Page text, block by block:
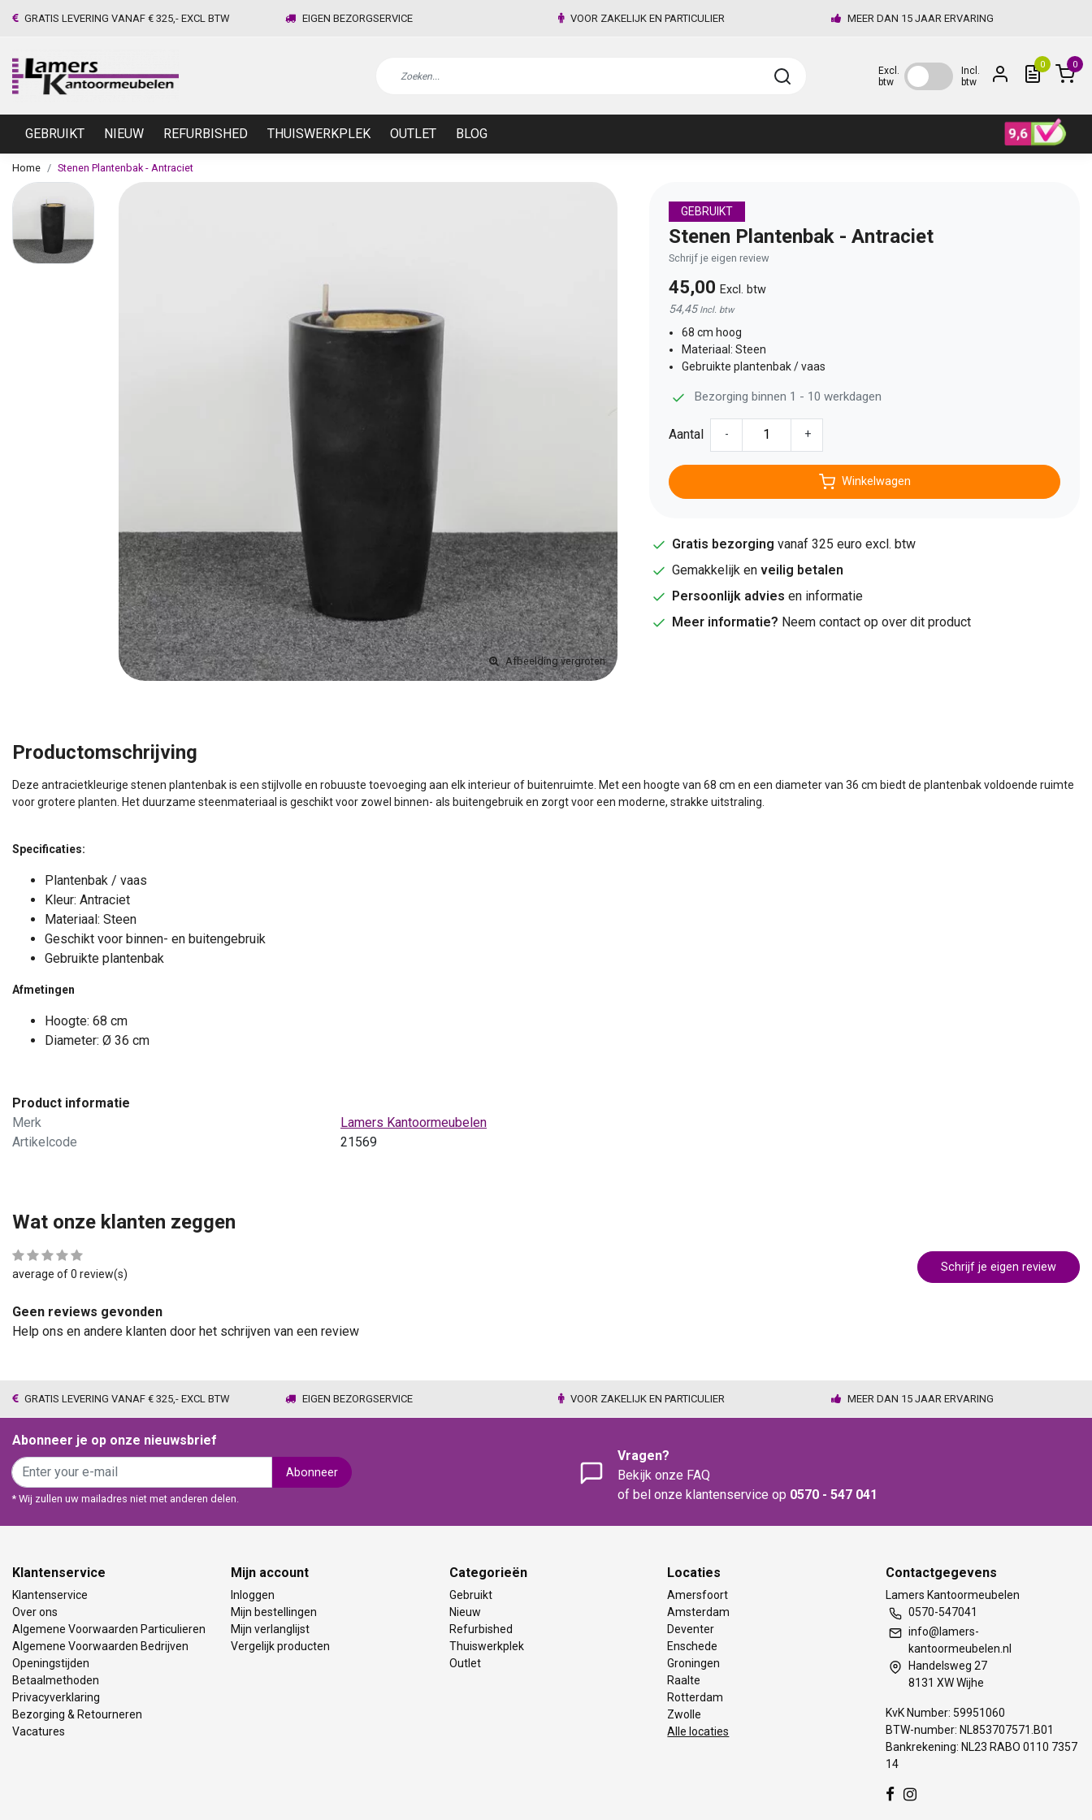
GRATIS LEVERING VANAF € 325,- EXCL BTW EIGEN BEZORGSERVICE VOOR ZAKELIJK EN PARTICULIER MEER DAN 15 JAAR ERVARING
Excl.
btw
Incl.
btw
0 0
GEBRUIKT NIEUW REFURBISHED THUISWERKPLEK OUTLET BLOG
Home Stenen Plantenbak - Antraciet
Afbeelding vergroten
GEBRUIKT
Stenen Plantenbak - Antraciet
Schrijf je eigen review
45,00 Excl. btw
54,45Incl. btw
68 cm hoog
Materiaal: Steen
Gebruikte plantenbak / vaas
Bezorging binnen 1 - 10 werkdagen
Aantal - +
Winkelwagen
Gratis bezorging vanaf 325 euro excl. btw
Gemakkelijk en veilig betalen
Persoonlijk advies en informatie
Meer informatie? Neem contact op over dit product
Productomschrijving
Deze antracietkleurige stenen plantenbak is een stijlvolle en robuuste toevoeging aan elk interieur of buitenruimte. Met een hoogte van 68 cm en een diameter van 36 cm biedt de plantenbak voldoende ruimte
voor grotere planten. Het duurzame steenmateriaal is geschikt voor zowel binnen- als buitengebruik en zorgt voor een moderne, strakke uitstraling.
Specificaties:
Plantenbak / vaas
Kleur: Antraciet
Materiaal: Steen
Geschikt voor binnen- en buitengebruik
Gebruikte plantenbak
Afmetingen
Hoogte: 68 cm
Diameter: Ø 36 cm
Product informatie
Merk
Lamers Kantoormeubelen
Artikelcode
21569
Wat onze klanten zeggen
average of 0 review(s) Schrijf je eigen review
Geen reviews gevonden
Help ons en andere klanten door het schrijven van een review
GRATIS LEVERING VANAF € 325,- EXCL BTW EIGEN BEZORGSERVICE VOOR ZAKELIJK EN PARTICULIER MEER DAN 15 JAAR ERVARING
Abonneer je op onze nieuwsbrief
Abonneer
* Wij zullen uw mailadres niet met anderen delen.
Vragen?
Bekijk onze FAQ
of bel onze klantenservice op 0570 - 547 041
Klantenservice
Klantenservice
Over ons
Algemene Voorwaarden Particulieren
Algemene Voorwaarden Bedrijven
Openingstijden
Betaalmethoden
Privacyverklaring
Bezorging & Retourneren
Vacatures
Mijn account
Inloggen
Mijn bestellingen
Mijn verlanglijst
Vergelijk producten
Categorieën
Gebruikt
Nieuw
Refurbished
Thuiswerkplek
Outlet
Locaties
Amersfoort
Amsterdam
Deventer
Enschede
Groningen
Raalte
Rotterdam
Zwolle
Alle locaties
Contactgegevens
Lamers Kantoormeubelen
0570-547041
info@lamers-
kantoormeubelen.nl
Handelsweg 27
8131 XW Wijhe
KvK Number: 59951060
BTW-number: NL853707571.B01
Bankrekening: NL23 RABO 0110 7357
14